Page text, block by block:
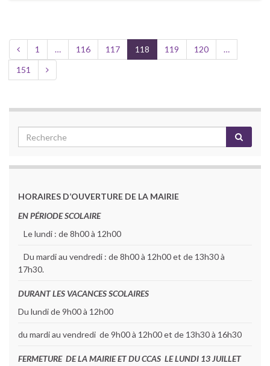
1 … 116 117 118 119 120
…
151
HORAIRES D’OUVERTURE DE LA MAIRIE
EN PÉRIODE SCOLAIRE
Le lundi : de 8h00 à 12h00
Du mardi au vendredi : de 8h00 à 12h00 et de 13h30 à
17h30.
DURANT LES VACANCES SCOLAIRES
Du lundi de 9h00 à 12h00
du mardi au vendredi de 9h00 à 12h00 et de 13h30 à 16h30
FERMETURE DE LA MAIRIE ET DU CCAS LE LUNDI 13 JUILLET